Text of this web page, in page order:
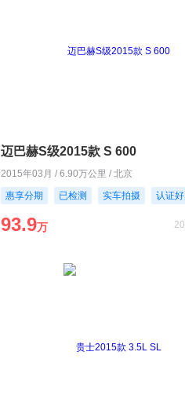
迈巴赫S级2015款 S 600
2015年03月 / 6.90万公里 / 北京
惠享分期
已检测 实车拍摄 认证
93.9万